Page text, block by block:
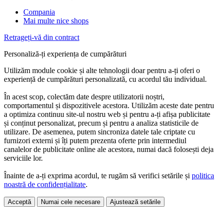
Compania
Mai multe nice shops
Retrageți-vă din contract
Personaliză-ți experiența de cumpărături
Utilizăm module cookie și alte tehnologii doar pentru a-ți oferi o
experiență de cumpărături personalizată, cu acordul tău individual.
În acest scop, colectăm date despre utilizatorii noștri,
comportamentul și dispozitivele acestora. Utilizăm aceste date pentru
a optimiza continuu site-ul nostru web și pentru a-ți afișa publicitate
și conținut personalizat, precum și pentru a analiza statisticile de
utilizare. De asemenea, putem sincroniza datele tale criptate cu
furnizori externi și îți putem prezenta oferte prin intermediul
canalelor de publicitate online ale acestora, numai dacă folosești deja
serviciile lor.
Înainte de a-ți exprima acordul, te rugăm să verifici setările și politica
noastră de confidențialitate.
Acceptă Numai cele necesare Ajustează setările